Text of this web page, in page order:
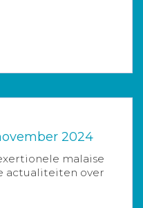
2024
malaise
actualiteiten over